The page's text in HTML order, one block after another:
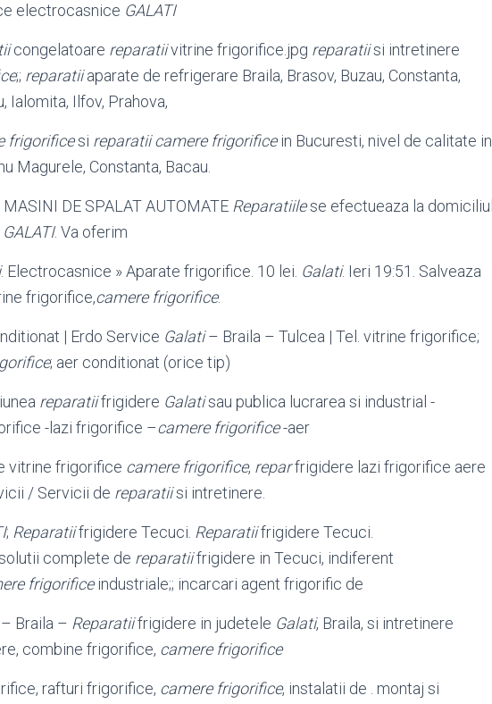
electrocasnice GALATI
congelatoare reparatiivitrine frigorifice.jpg reparatiisi intretinere
;; reparatiiaparate de refrigerare Braila, Brasov, Buzau, Constanta,
Ialomita, Ilfov, Prahova,
frigorificesi reparatii camere frigorificein Bucuresti, nivel de calitate in
Magurele, Constanta, Bacau.
DE SPALAT AUTOMATE Reparatiilese efectueaza la domiciliul
GALATI. Va oferim
. Electrocasnice » Aparate frigorifice. 10 lei. Galati. Ieri 19:51. Salveaza
frigorifice,camere frigorifice.
| Erdo Service Galati– Braila – Tulcea | Tel. vitrine frigorifice;
; aer conditionat (orice tip)
reparatiifrigidere Galatisau publica lucrarea si industrial -
-lazi frigorifice –camere frigorifice-aer
vitrine frigorifice camere frigorifice, reparfrigidere lazi frigorifice aere
/ Servicii de reparatiisi intretinere.
; Reparatiifrigidere Tecuci. Reparatiifrigidere Tecuci.
complete de reparatiifrigidere in Tecuci, indiferent
frigorificeindustriale;; incarcari agent frigorific de
Braila – Reparatiifrigidere in judetele Galati, Braila, si intretinere
combine frigorifice, camere frigorifice
rafturi frigorifice, camere frigorifice, instalatii de . montaj si